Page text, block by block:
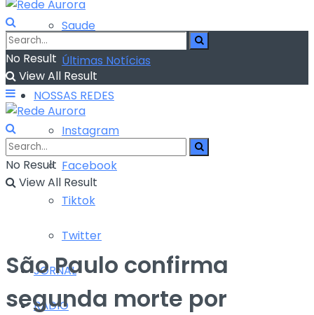
Saude
Últimas Notícias
NOSSAS REDES
Instagram
Facebook
Tiktok
Twitter
JORNAL
RÁDIO
No Result
View All Result
No Result
View All Result
São Paulo confirma
segunda morte por